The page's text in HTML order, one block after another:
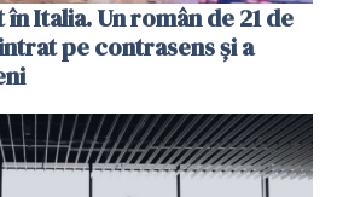
Italia. Un român de 21 de
pe contrasens și a